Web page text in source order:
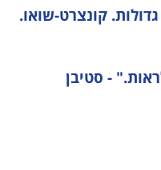
קונצרט-שואו.
- סטיבן